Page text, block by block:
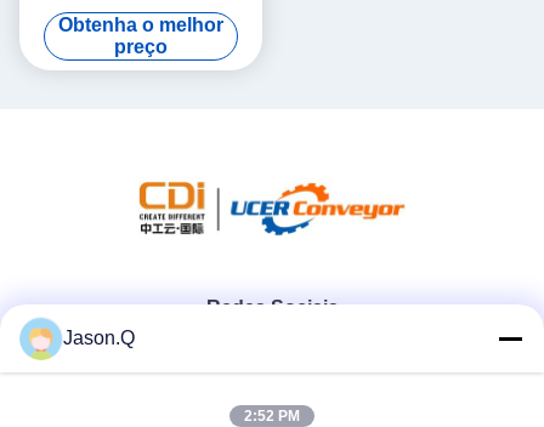
passo curto com Pin
prolongado
Obtenha o melhor
preço
Redes Sociais
Contato rápido
Jason.Q
2:52 PM